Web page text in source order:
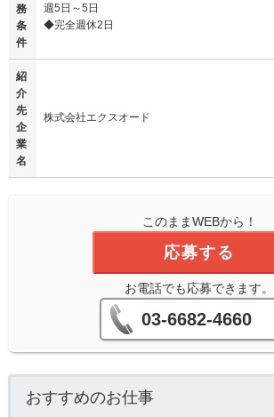
務
条
件
週5日～5日
◆完全週休2日
紹
介
先
企
業
名
株式会社エクスオード
このままWEBから！
応募する
お電話でも応募できます。
03-6682-4660
おすすめのお仕事